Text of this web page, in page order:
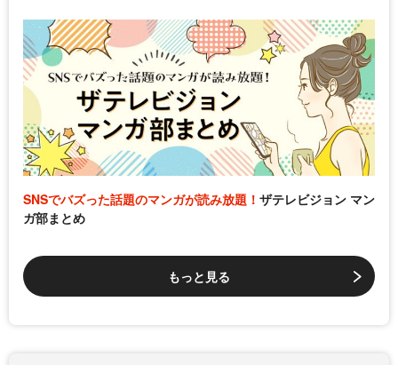
SNSでバズった話題のマンガが読み放題！ ザテレビジョン マン
ガ部まとめ
もっと見る